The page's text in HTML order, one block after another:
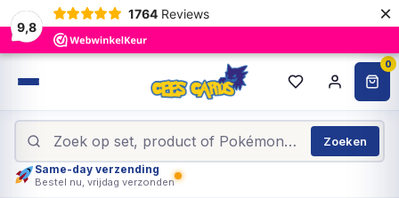
9,8
1764 Reviews ×
0
Zoeken
Same-day verzending
Bestel nu, vrijdag verzonden